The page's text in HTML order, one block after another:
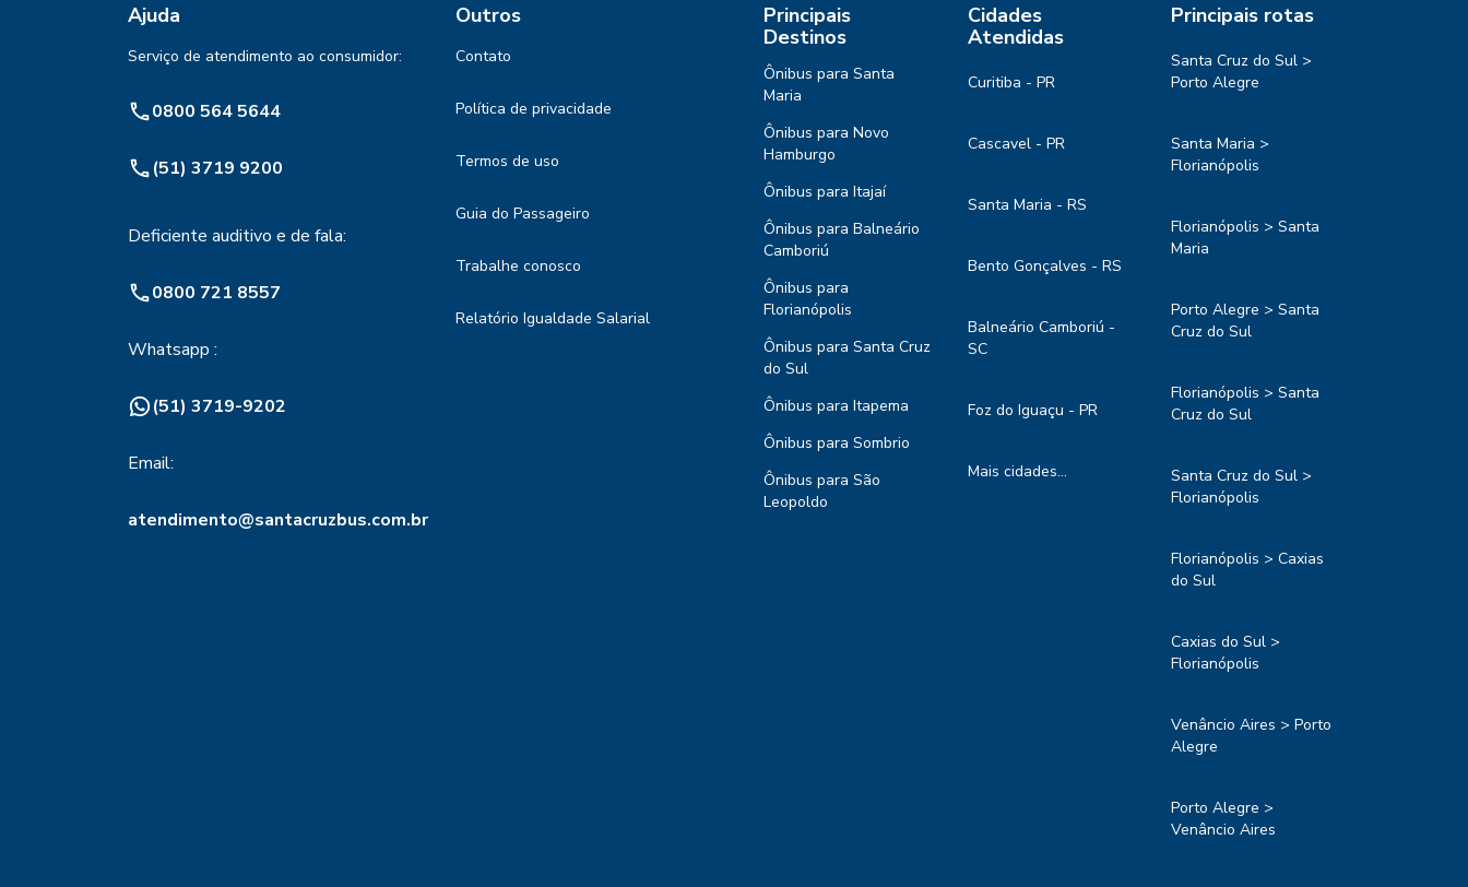
Ajuda
Serviço de atendimento ao consumidor:
0800 564 5644
(51) 3719 9200
Deficiente auditivo e de fala:
0800 721 8557
Whatsapp :
(51) 3719-9202
Email:
atendimento@santacruzbus.com.br
Outros
Contato
Política de privacidade
Termos de uso
Guia do Passageiro
Trabalhe conosco
Relatório Igualdade Salarial
Principais
Destinos
Ônibus para Santa
Maria
Ônibus para Novo
Hamburgo
Ônibus para Itajaí
Ônibus para Balneário
Camboriú
Ônibus para
Florianópolis
Ônibus para Santa Cruz
do Sul
Ônibus para Itapema
Ônibus para Sombrio
Ônibus para São
Leopoldo
Cidades
Atendidas
Curitiba - PR
Cascavel - PR
Santa Maria - RS
Bento Gonçalves - RS
Balneário Camboriú -
SC
Foz do Iguaçu - PR
Mais cidades...
Principais rotas
Santa Cruz do Sul >
Porto Alegre
Santa Maria >
Florianópolis
Florianópolis > Santa
Maria
Porto Alegre > Santa
Cruz do Sul
Florianópolis > Santa
Cruz do Sul
Santa Cruz do Sul >
Florianópolis
Florianópolis > Caxias
do Sul
Caxias do Sul >
Florianópolis
Venâncio Aires > Porto
Alegre
Porto Alegre >
Venâncio Aires